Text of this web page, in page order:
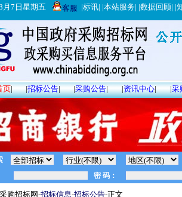
月7日星期五 客服 |标讯| |本站服务| |数据回顾| |
页| |招标公告| |采购公告| |资讯中心| |采
购招标网-招标信息-招标公告-正文